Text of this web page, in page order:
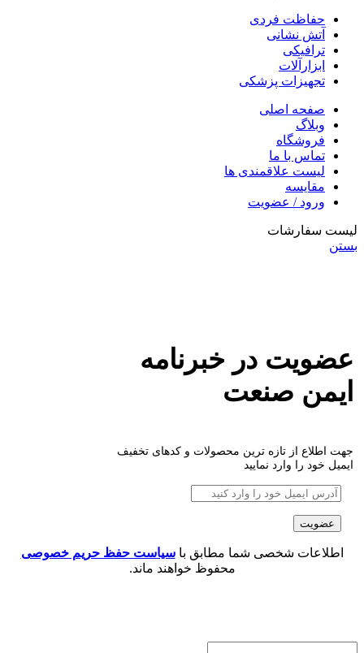
حفاظت فردی
آتش نشانی
ترافیکی
ابزارآلات
تجهیزات پزشکی
صفحه اصلی
وبلاگ
فروشگاه
تماس با ما
لیست علاقمندی ها
مقایسه
ورود / عضویت
لیست سفارشات
بستن
عضویت در خبرنامه
ایمن صنعت
جهت اطلاع از تازه ترین محصولات و کدهای تخفیف
ایمیل خود را وارد نمایید
اطلاعات شخصی شما مطابق باسیاست حفظ حریم خصوصی
محفوظ خواهند ماند.